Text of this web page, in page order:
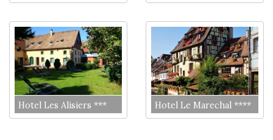
Hotel Les Alisiers *** Hotel Le Marechal ****